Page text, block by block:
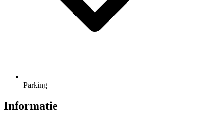
Parking
Informatie